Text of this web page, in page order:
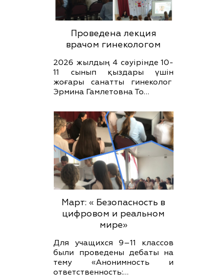
Проведена лекция
врачом гинекологом
2026 жылдың 4 сәуірінде 10-
11 сынып қыздары үшін
жоғары санатты гинеколог
Эрмина Гамлетовна То…
Март: « Безопасность в
цифровом и реальном
мире»
Для учащихся 9–11 классов
были проведены дебаты на
тему «Анонимность и
ответственность:…